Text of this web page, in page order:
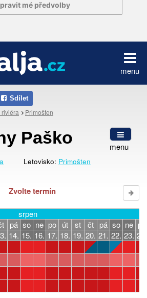
mé předvolby
menu
Sdílet
Primošten
menu
Paško
Letovisko: Primošten
Zvolte termín
srpen
pá so ne po út st čt pá so ne po
14. 15. 16. 17. 18. 19. 20. 21. 22. 23. 24.